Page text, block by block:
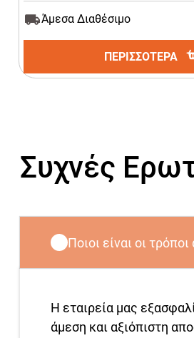
Άμεσα Διαθέσιμο
ΠΕΡΙΣΣΟΤΕΡΑ
Συχνές
Ποιοι είναι οι
Η εταιρεία μας
άμεση και αξιόπιστη